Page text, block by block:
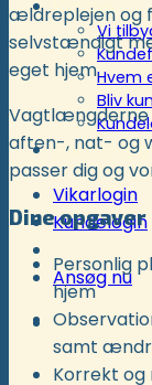
Kunder
Vi
Hvem
Bliv
Støtte- og
Vikarlogin
Kundelogin
Ansøg nu
ældreplejen og
selvstændigt
eget hjem.
Vagtlængderne
aften-, nat- og
passer dig og
Dine opgaver
Personlig
hjem
samt
Korrekt og